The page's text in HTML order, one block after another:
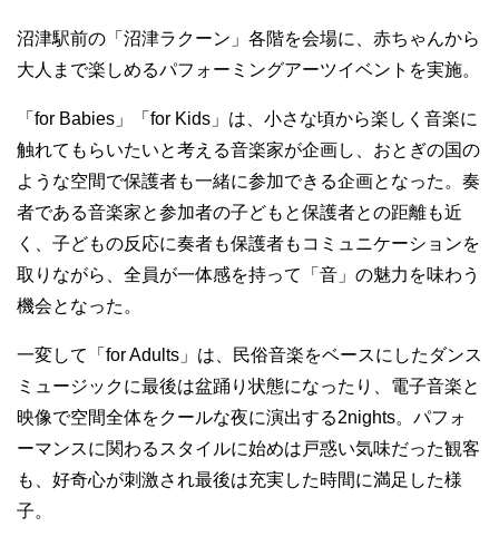
沼津駅前の「沼津ラクーン」各階を会場に、赤ちゃんから
大人まで楽しめるパフォーミングアーツイベントを実施。
「for Babies」「for Kids」は、小さな頃から楽しく音楽に
触れてもらいたいと考える音楽家が企画し、おとぎの国の
ような空間で保護者も一緒に参加できる企画となった。奏
者である音楽家と参加者の子どもと保護者との距離も近
く、子どもの反応に奏者も保護者もコミュニケーションを
取りながら、全員が一体感を持って「音」の魅力を味わう
機会となった。
一変して「for Adults」は、民俗音楽をベースにしたダンス
ミュージックに最後は盆踊り状態になったり、電子音楽と
映像で空間全体をクールな夜に演出する2nights。パフォ
ーマンスに関わるスタイルに始めは戸惑い気味だった観客
も、好奇心が刺激され最後は充実した時間に満足した様
子。